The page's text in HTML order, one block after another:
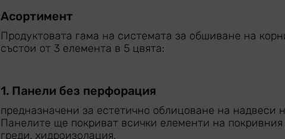
Асортимент
Продуктовата гама на системата за обшиване на
състои от 3 елемента в 5 цвята:
1. Панели без перфорация
предназначени за естетично облицоване на надвеси
Панелите ще покриват всички елементи на покривния
греди, хидроизолация.